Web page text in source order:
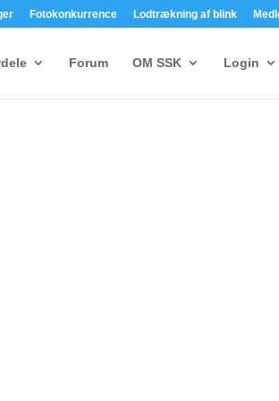
Fotokonkurrence Lodtrækning af blink
Forum OM SSK Login